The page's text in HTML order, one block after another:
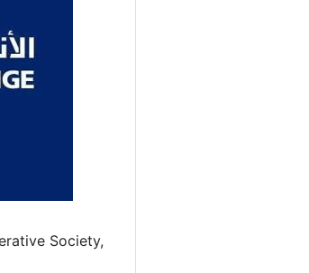
Society,